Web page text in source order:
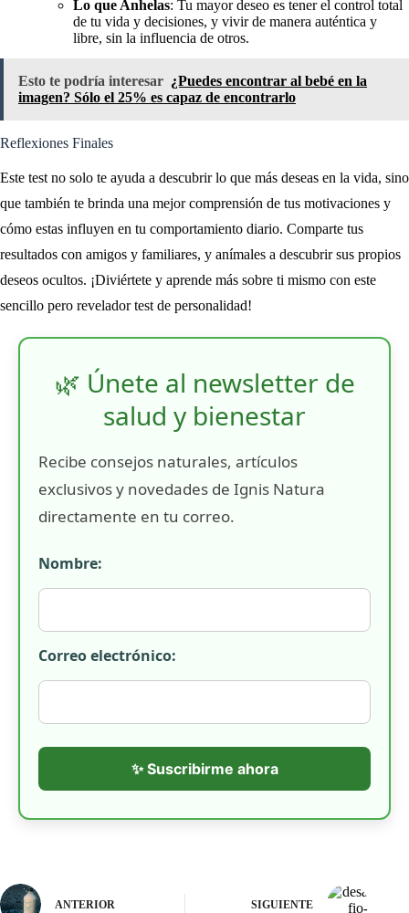
Lo que Anhelas: Tu mayor deseo es tener el control total
de tu vida y decisiones, y vivir de manera auténtica y
libre, sin la influencia de otros.
Esto te podría interesar ¿Puedes encontrar al bebé en la
imagen? Sólo el 25% es capaz de encontrarlo
Reflexiones Finales
Este test no solo te ayuda a descubrir lo que más deseas en la vida, sino
que también te brinda una mejor comprensión de tus motivaciones y
cómo estas influyen en tu comportamiento diario. Comparte tus
resultados con amigos y familiares, y anímales a descubrir sus propios
deseos ocultos. ¡Diviértete y aprende más sobre ti mismo con este
sencillo pero revelador test de personalidad!
🌿 Únete al newsletter de
salud y bienestar
Recibe consejos naturales, artículos
exclusivos y novedades de Ignis Natura
directamente en tu correo.
Nombre:
Correo electrónico:
✨ Suscribirme ahora
ANTERIOR SIGUIENTE